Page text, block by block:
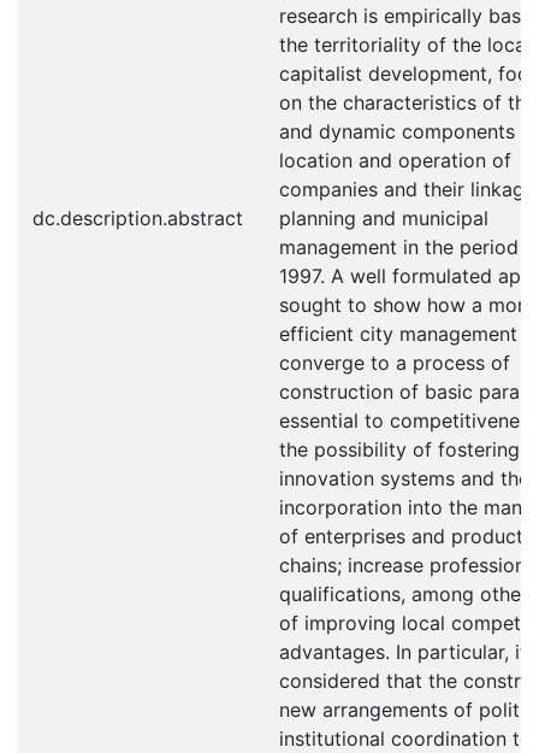
dc.description.abstract
research is empirically
the territoriality of the local
capitalist development,
on the characteristics of
and dynamic components
location and operation of
companies and their
planning and municipal
management in the period
1997. A well formulated
sought to show how a more
efficient city management
converge to a process of
construction of basic
essential to
the possibility of fostering
innovation systems and
incorporation into the
of enterprises and
chains; increase
qualifications, among other
of improving local
advantages. In particular, it
considered that the
new arrangements of
institutional coordination